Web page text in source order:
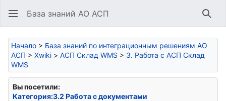
База знаний АО АСП
Начало > База знаний по интеграционным решениям АО
АСП > Xwiki > АСП Склад WMS > 3. Работа с АСП Склад
WMS
Вы посетили:
Категория:3.2 Работа с документами